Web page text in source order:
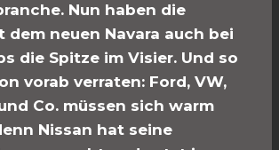
Nun haben die
dem neuen Navara auch bei
die Spitze im Visier. Und so
vorab verraten: Ford, VW,
Co. müssen sich warm
Nissan hat seine